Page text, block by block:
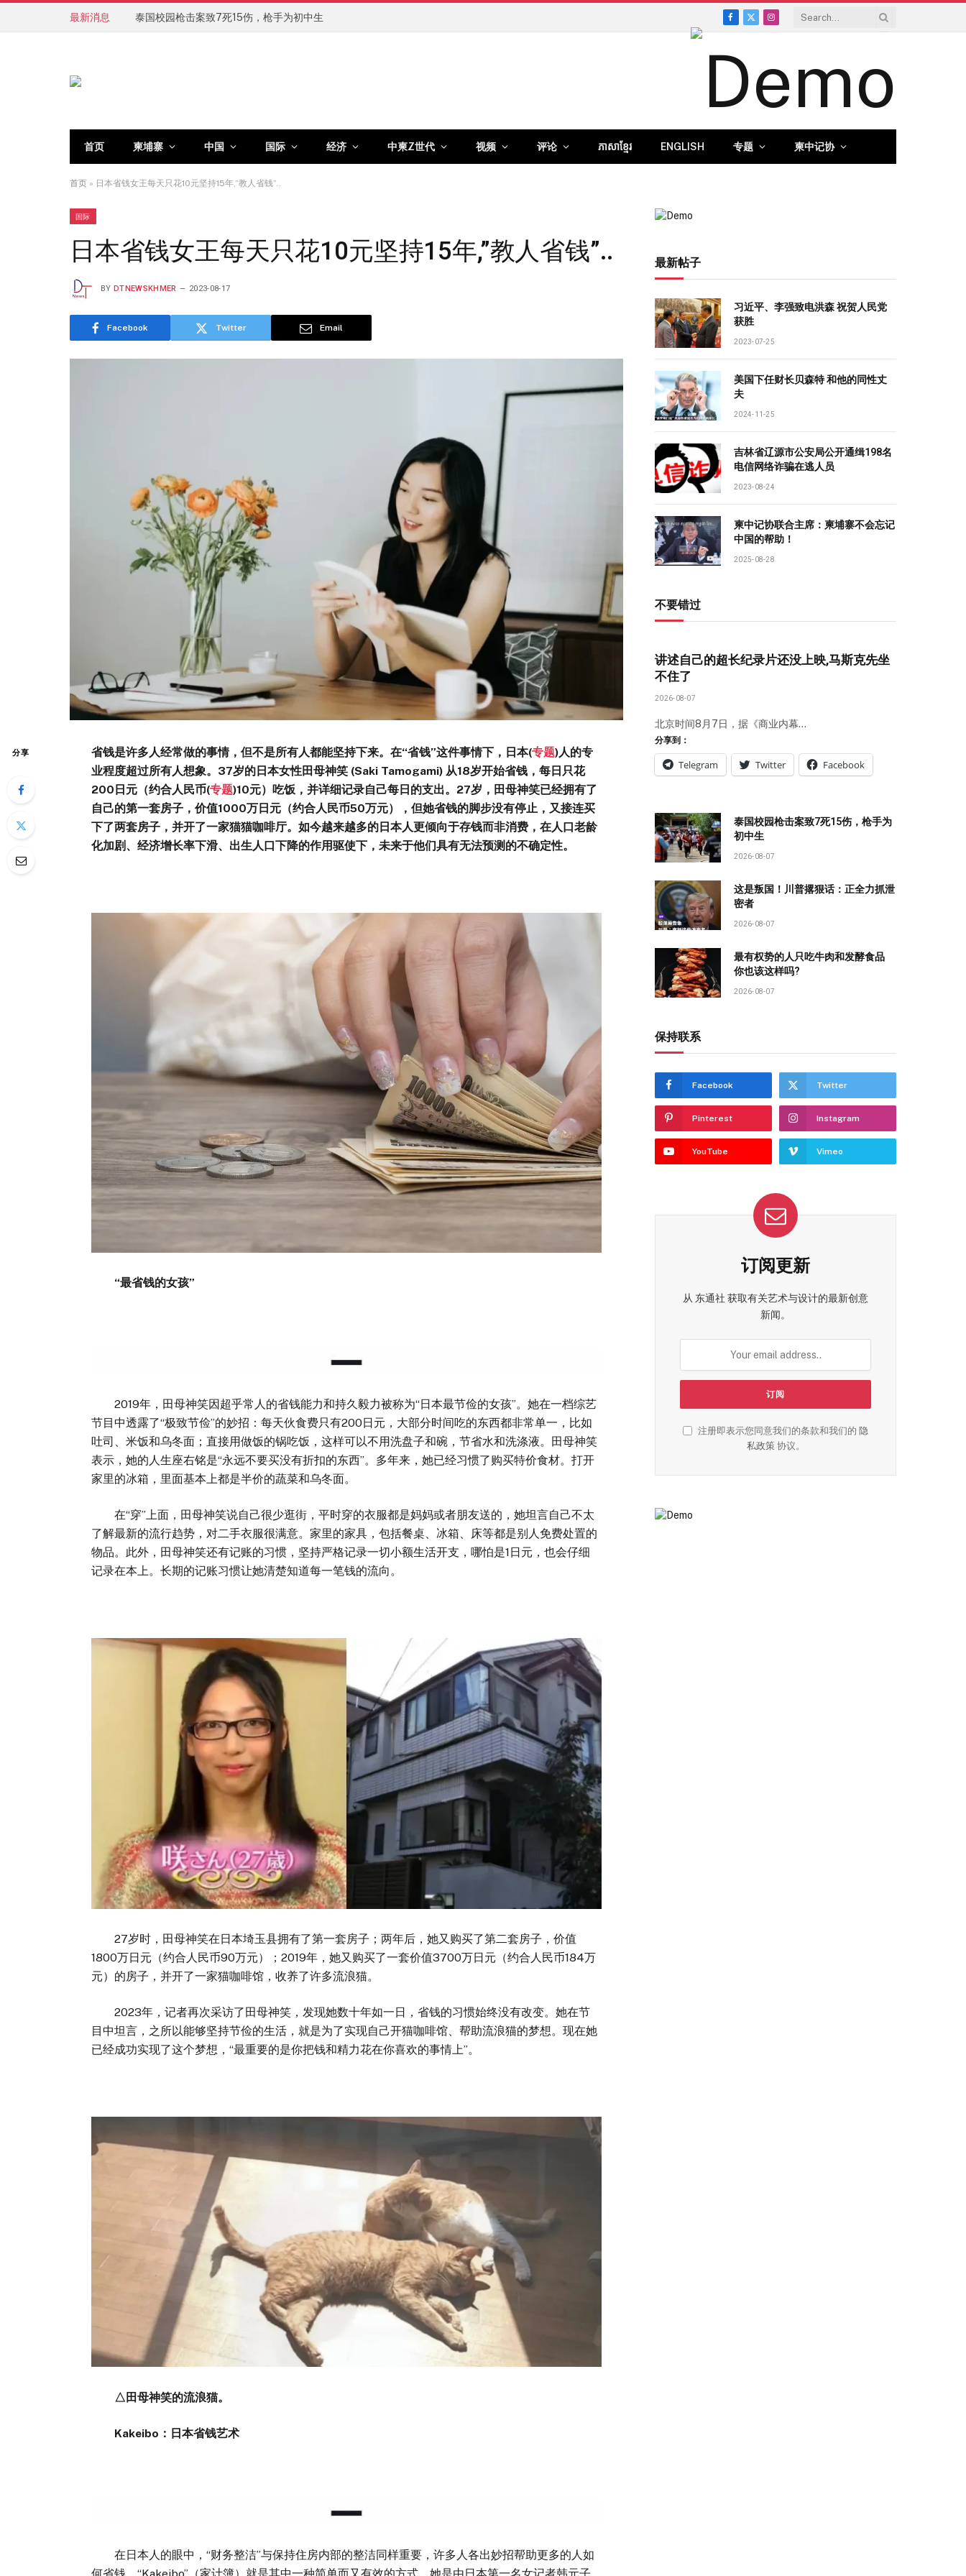
最新消息 泰国校园枪击案致7死15伤，枪手为初中生
Facebook
X
Instagram
首页 柬埔寨 中国 国际 经济 中柬Z世代 视频 评论 ភាសាខ្មែរ ENGLISH 专题 柬中记协
首页 » 日本省钱女王每天只花10元坚持15年,”教人省钱”..
国际
日本省钱女王每天只花10元坚持15年,”教人省钱”..
BY DTNEWSKHMER 2023-08-17
Facebook Twitter Email
分享 省钱是许多人经常做的事情，但不是所有人都能坚持下来。在“省钱”这件事情下，日本(专题)人的专
业程度超过所有人想象。37岁的日本女性田母神笑 (Saki Tamogami) 从18岁开始省钱，每日只花
200日元（约合人民币(专题)10元）吃饭，并详细记录自己每日的支出。27岁，田母神笑已经拥有了
自己的第一套房子，价值1000万日元（约合人民币50万元），但她省钱的脚步没有停止，又接连买
下了两套房子，并开了一家猫猫咖啡厅。如今越来越多的日本人更倾向于存钱而非消费，在人口老龄
化加剧、经济增长率下滑、出生人口下降的作用驱使下，未来于他们具有无法预测的不确定性。
“最省钱的女孩”
2019年，田母神笑因超乎常人的省钱能力和持久毅力被称为“日本最节俭的女孩”。她在一档综艺
节目中透露了“极致节俭”的妙招：每天伙食费只有200日元，大部分时间吃的东西都非常单一，比如
吐司、米饭和乌冬面；直接用做饭的锅吃饭，这样可以不用洗盘子和碗，节省水和洗涤液。田母神笑
表示，她的人生座右铭是“永远不要买没有折扣的东西”。多年来，她已经习惯了购买特价食材。打开
家里的冰箱，里面基本上都是半价的蔬菜和乌冬面。
在“穿”上面，田母神笑说自己很少逛街，平时穿的衣服都是妈妈或者朋友送的，她坦言自己不太
了解最新的流行趋势，对二手衣服很满意。家里的家具，包括餐桌、冰箱、床等都是别人免费处置的
物品。此外，田母神笑还有记账的习惯，坚持严格记录一切小额生活开支，哪怕是1日元，也会仔细
记录在本上。长期的记账习惯让她清楚知道每一笔钱的流向。
27岁时，田母神笑在日本埼玉县拥有了第一套房子；两年后，她又购买了第二套房子，价值
1800万日元（约合人民币90万元）；2019年，她又购买了一套价值3700万日元（约合人民币184万
元）的房子，并开了一家猫咖啡馆，收养了许多流浪猫。
2023年，记者再次采访了田母神笑，发现她数十年如一日，省钱的习惯始终没有改变。她在节
目中坦言，之所以能够坚持节俭的生活，就是为了实现自己开猫咖啡馆、帮助流浪猫的梦想。现在她
已经成功实现了这个梦想，“最重要的是你把钱和精力花在你喜欢的事情上”。
△田母神笑的流浪猫。
Kakeibo：日本省钱艺术
在日本人的眼中，“财务整洁”与保持住房内部的整洁同样重要，许多人各出妙招帮助更多的人如
最新帖子
习近平、李强致电洪森 祝贺人民党
获胜
2023-07-25
美国下任财长贝森特 和他的同性丈
夫
2024-11-25
吉林省辽源市公安局公开通缉198名
电信网络诈骗在逃人员
2023-08-24
柬中记协联合主席：柬埔寨不会忘记
中国的帮助！
2025-08-28
不要错过
讲述自己的超长纪录片还没上映,马斯克先坐
不住了
2026-08-07
北京时间8月7日，据《商业内幕…
分享到：
Telegram Twitter Facebook
泰国校园枪击案致7死15伤，枪手为
初中生
2026-08-07
这是叛国！川普撂狠话：正全力抓泄
密者
2026-08-07
最有权势的人只吃牛肉和发酵食品
你也该这样吗?
2026-08-07
保持联系
Facebook Twitter
Pinterest Instagram
YouTube Vimeo
订阅更新
从 东通社 获取有关艺术与设计的最新创意
新闻。
注册即表示您同意我们的条款和我们的 隐
私政策协议。